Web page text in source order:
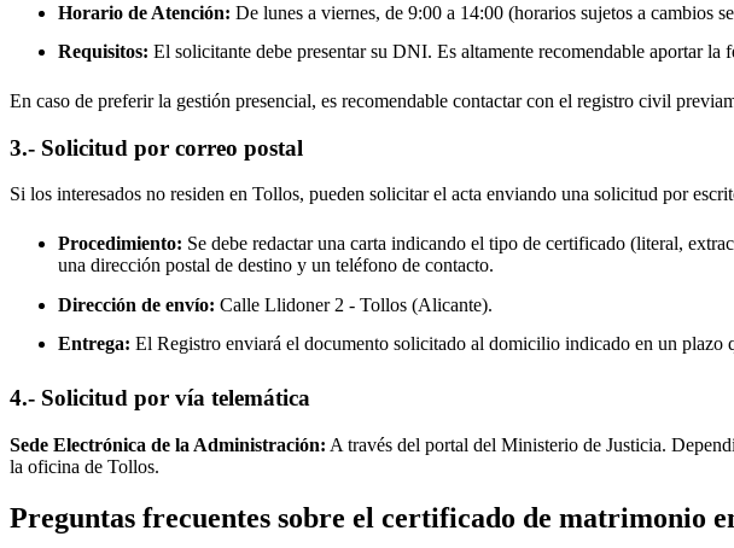
Horario de Atención: De lunes a viernes, de 9:00 a 14:00 (horarios sujetos a cambios
Requisitos: El solicitante debe presentar su DNI. Es altamente recomendable aportar
En caso de preferir la gestión presencial, es recomendable contactar con el registro civil
3.- Solicitud por correo postal
Si los interesados no residen en Tollos, pueden solicitar el acta enviando una solicitud por
Procedimiento: Se debe redactar una carta indicando el tipo de certificado (literal,
una dirección postal de destino y un teléfono de contacto.
Dirección de envío: Calle Llidoner 2 - Tollos (Alicante).
Entrega: El Registro enviará el documento solicitado al domicilio indicado en un plazo
4.- Solicitud por vía telemática
Sede Electrónica de la Administración: A través del portal del Ministerio de Justicia.
la oficina de Tollos.
Preguntas frecuentes sobre el certificado de matrimonio